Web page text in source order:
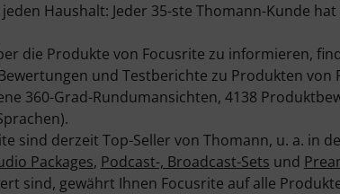
Haushalt: Jeder 35-ste Thomann-Kunde
die Produkte von Focusrite zu informieren,
und Testberichte zu Produkten von
360-Grad-Rundumansichten, 4138
sind derzeit Top-Seller von Thomann, u. a. in
Packages, Podcast-, Broadcast-Sets und
sind, gewährt Ihnen Focusrite auf alle